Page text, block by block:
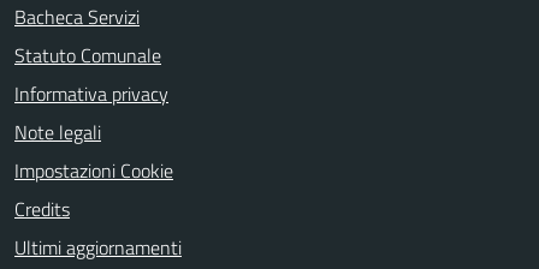
Bacheca Servizi
Statuto Comunale
Informativa privacy
Note legali
Impostazioni Cookie
Credits
Ultimi aggiornamenti